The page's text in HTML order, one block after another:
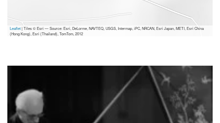
Leaflet| Tiles © Esri — Source: Esri, DeLorme, NAVTEQ, USGS, Intermap, iPC, NRCAN, Esri Japan, METI, Esri China
(Hong Kong), Esri (Thailand), TomTom, 2012